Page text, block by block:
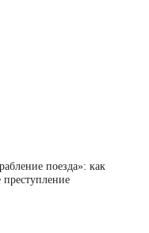
поезда»: как